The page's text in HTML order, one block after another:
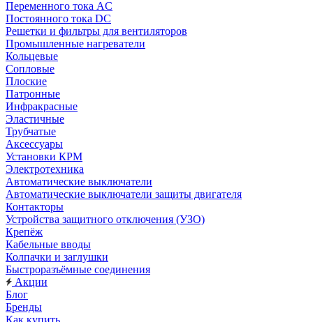
Переменного тока AC
Постоянного тока DC
Решетки и фильтры для вентиляторов
Промышленные нагреватели
Кольцевые
Сопловые
Плоские
Патронные
Инфракрасные
Эластичные
Трубчатые
Аксессуары
Установки КРМ
Электротехника
Автоматические выключатели
Автоматические выключатели защиты двигателя
Контакторы
Устройства защитного отключения (УЗО)
Крепёж
Кабельные вводы
Колпачки и заглушки
Быстроразъёмные соединения
Акции
Блог
Бренды
Как купить